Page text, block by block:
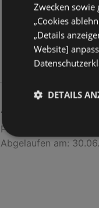
Action: Kleine
Prospekt
Abgelaufen am:
Zwecken
„Cookies
„Details
Website]
DETAILS